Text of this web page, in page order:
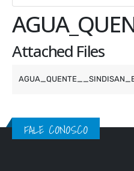
Attached Files
FALE CONOSCO